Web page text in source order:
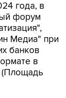
года, в
форум
Медиа" при
банков
в
(Площадь